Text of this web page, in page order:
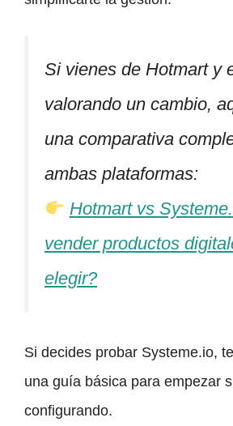
Si vienes de Hotmart y
valorando un cambio,
una comparativa
ambas plataformas:
Hotmart vs
vender productos
elegir?
Si decides probar Systeme.io,
una guía básica para empezar
configurando.